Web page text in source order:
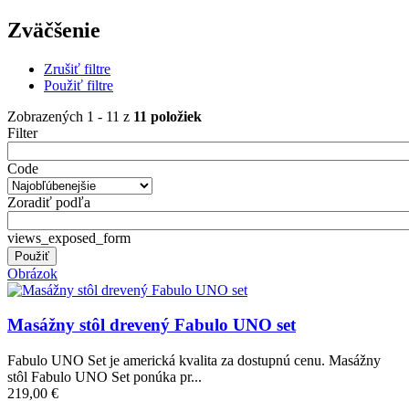
Zväčšenie
Zrušiť filtre
Použiť filtre
Zobrazených 1 - 11 z 11 položiek
Filter
Code
Zoradiť podľa
views_exposed_form
Obrázok
Masážny stôl drevený Fabulo UNO set
Fabulo UNO Set je americká kvalita za dostupnú cenu. Masážny
stôl Fabulo UNO Set ponúka pr...
219,00 €